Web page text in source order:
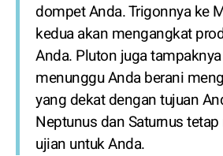
dompet Anda. Trigonnya ke
kedua akan mengangkat
Anda. Pluton juga
menunggu Anda berani
yang dekat dengan tujuan
Neptunus dan Saturnus
ujian untuk Anda.